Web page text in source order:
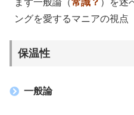
ングを愛するマニアの視点
保温性
一般論